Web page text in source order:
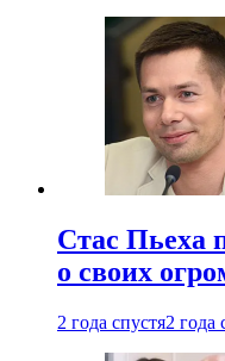
Стас Пьеха
о своих
2 года спустя2 года